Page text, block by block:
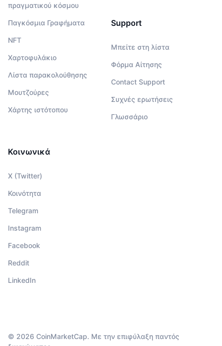
πραγματικού κόσμου
Παγκόσμια Γραφήματα
NFT
Χαρτοφυλάκιο
Λίστα παρακολούθησης
Μουτζούρες
Χάρτης ιστότοπου
Support
Μπείτε στη λίστα
Φόρμα Αίτησης
Contact Support
Συχνές ερωτήσεις
Γλωσσάριο
Κοινωνικά
X (Twitter)
Κοινότητα
Telegram
Instagram
Facebook
Reddit
LinkedIn
© 2026 CoinMarketCap. Με την επιφύλαξη παντός